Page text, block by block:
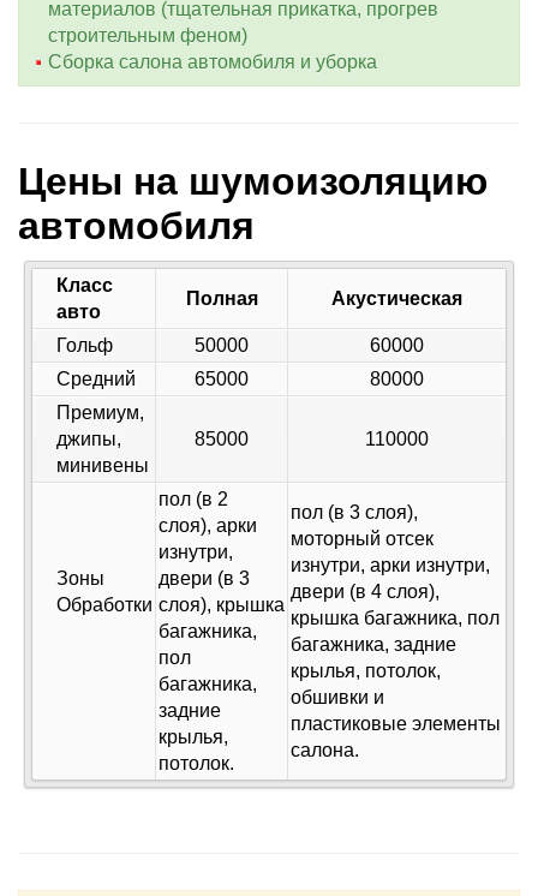
материалов (тщательная прикатка, прогрев
строительным феном)
Сборка салона автомобиля и уборка
Цены на шумоизоляцию
автомобиля
Класс
авто
Полная Акустическая
Гольф 50000
60000
Средний
65000
80000
Премиум,
джипы,
минивены
85000 110000
Зоны
Обработки
пол (в 2
слоя), арки
изнутри,
двери (в 3
слоя), крышка
багажника,
пол
багажника,
задние
крылья,
потолок.
пол (в 3 слоя),
моторный отсек
изнутри, арки изнутри,
двери (в 4 слоя),
крышка багажника, пол
багажника, задние
крылья, потолок,
обшивки и
пластиковые элементы
салона.